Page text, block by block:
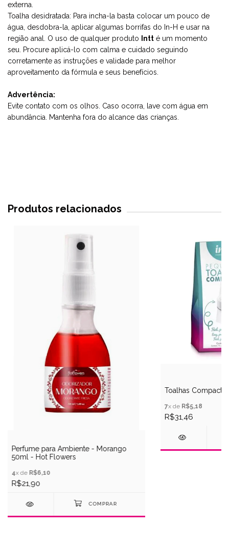
externa.
Toalha desidratada: Para incha-la basta colocar um pouco de
água, desdobra-la, aplicar algumas borrifas do In-H e usar na
região anal. O uso de qualquer produto
Intt é um momento
seu. Procure aplicá-lo com calma e cuidado seguindo
corretamente as instruções e validade para melhor
aproveitamento da fórmula e seus benefícios.
Advertência:
Evite contato com os olhos. Caso ocorra, lave com água em
abundância. Mantenha fora do alcance das crianças.
Produtos relacionados
Perfume para Ambiente - Morango
50ml - Hot Flowers
4x de R$6,10
R$21,90
Toalhas
7x de R$5,18
R$31,46